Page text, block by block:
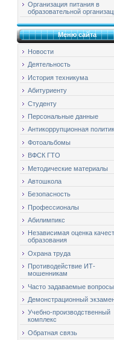
Организация питания в
образовательной
Меню сайта
Новости
Деятельность
История техникума
Абитуриенту
Студенту
Персональные данные
Антикоррупционная
Фотоальбомы
ВФСК ГТО
Методические материалы
Автошкола
Безопасность
Профессионалы
Абилимпикс
Независимая оценка
образования
Охрана труда
Противодействие ИТ-
мошенникам
Часто задаваемые вопросы
Демонстрационный
Учебно-производственный
комплекс
Обратная связь